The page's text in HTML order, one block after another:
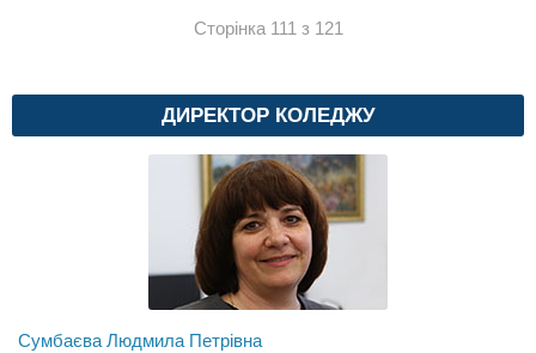
Сторінка 111 з 121
ДИРЕКТОР КОЛЕДЖУ
Сумбаєва Людмила Петрівна